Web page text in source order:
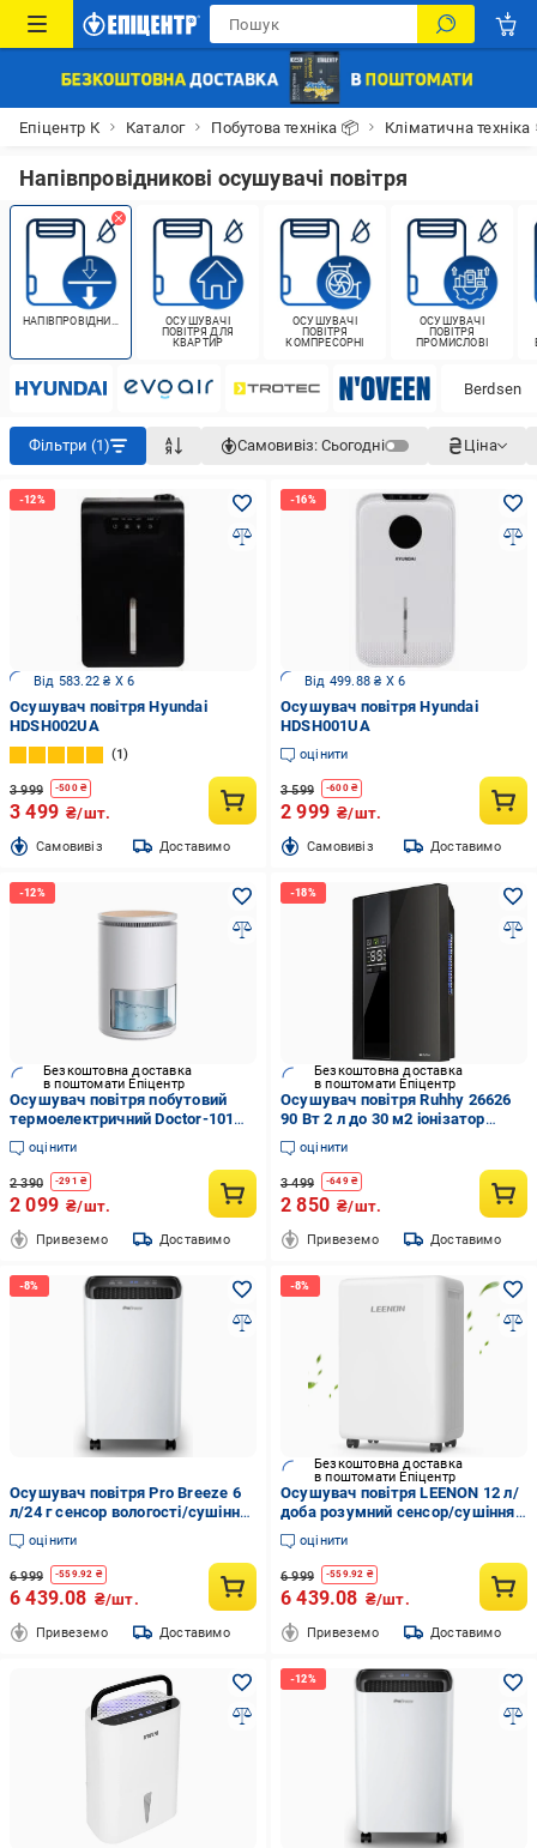
Епіцентр К Каталог Побутова техніка 📦 Кліматична
Напівпровідникові осушувачі повітря
НАПІВПРОВІДНИКОВІ
ОСУШУВАЧІ
ПОВІТРЯ ДЛЯ
КВАРТИР
ОСУШУВАЧІ
ПОВІТРЯ
КОМПРЕСОРНІ
ОСУШУВАЧІ
ПОВІТРЯ
ПРОМИСЛОВІ
Berdsen
Фільтри (1) Самовивіз: Сьогодні Ціна
Від 583.22 ₴ X 6
Осушувач повітря Hyundai
HDSH002UA
1
3 999 -500₴
3 499 ₴/шт.
Cамовивіз Доставимо
Від 499.88 ₴ X 6
Осушувач повітря Hyundai
HDSH001UA
оцінити
3 599 -600₴
2 999 ₴/шт.
Cамовивіз Доставимо
Безкоштовна доставка
в поштомати Епіцентр
Осушувач повітря побутовий
термоелектричний Doctor-101
Solo для невеликих приміщень
та функцією нічника 1 л (HH-
DE1001)
оцінити
2 390 -291 ₴
2 099 ₴/шт.
Привеземо Доставимо
Безкоштовна доставка
в поштомати Епіцентр
Осушувач повітря Ruhhy 26626
90 Вт 2 л до 30 м2 іонізатор
таймер пульт ДК Чорний
оцінити
3 499 -649₴
2 850 ₴/шт.
Привеземо Доставимо
Осушувач повітря Pro Breeze 6
л/24 г сенсор вологості/сушіння
білизни/таймер 2 л/39 дБ (PB-D-
26)
оцінити
6 999 -559.92 ₴
6 439.08 ₴/шт.
Привеземо Доставимо
Безкоштовна доставка
в поштомати Епіцентр
Осушувач повітря LEENON 12 л/
доба розумний сенсор/сушіння
білизни/блокування від дітей 1,9
л/39 дБ (PD26SA-10)
оцінити
6 999 -559.92 ₴
6 439.08 ₴/шт.
Привеземо Доставимо